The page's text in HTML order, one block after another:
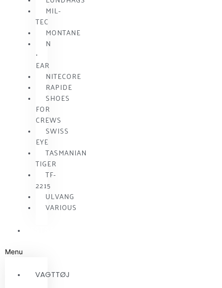
MIL-
TEC
MONTANE
N
•
EAR
NITECORE
RAPIDE
SHOES
FOR
CREWS
SWISS
EYE
TASMANIAN
TIGER
TF-
2215
ULVANG
VARIOUS
Menu
VAGTTØJ